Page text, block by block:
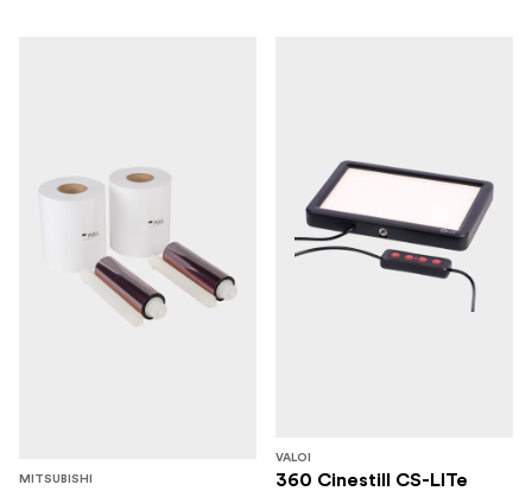
MITSUBISHI
VALOI
360 Cinestill CS-LITe